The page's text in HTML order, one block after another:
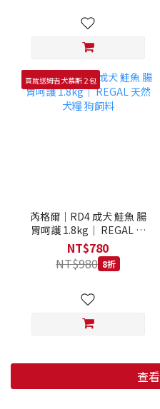
買就送姆吉犬慕斯２包
芮格爾｜RD4 成犬 鮭魚 腸
胃呵護 1.8kg｜ REGAL 天
然犬糧 狗飼料
NT$780
NT$980 8折
查